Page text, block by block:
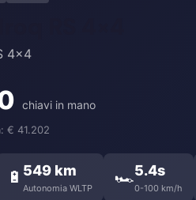
4x4
chiavi in mano
€ 41.202
🔋 549 km
Autonomia WLTP
🏎️5.4s
0-100 km/h